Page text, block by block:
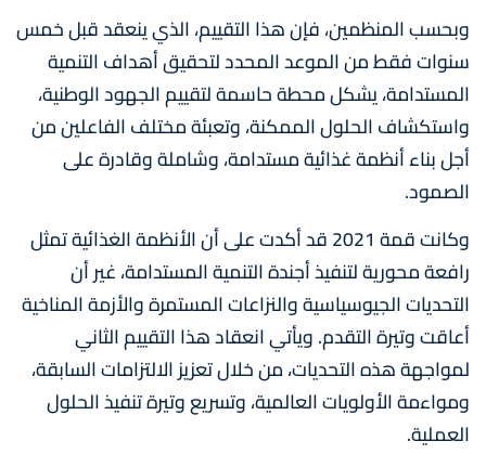
وبحسب المنظمين، فإن هذا التقييم، الذي ينعقد قبل خمس
سنوات فقط من الموعد المحدد لتحقيق أهداف التنمية
المستدامة، يشكل محطة حاسمة لتقييم الجهود الوطنية،
واستكشاف الحلول الممكنة، وتعبئة مختلف الفاعلين من
أجل بناء أنظمة غذائية مستدامة، وشاملة وقادرة على
الصمود.
وكانت قمة 2021 قد أكدت على أن الأنظمة الغذائية تمثل
رافعة محورية لتنفيذ أجندة التنمية المستدامة، غير أن
التحديات الجيوسياسية والنزاعات المستمرة والأزمة المناخية
أعاقت وتيرة التقدم. ويأتي انعقاد هذا التقييم الثاني
لمواجهة هذه التحديات، من خلال تعزيز الالتزامات السابقة،
ومواءمة الأولويات العالمية، وتسريع وتيرة تنفيذ الحلول
العملية.